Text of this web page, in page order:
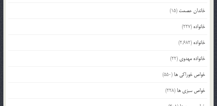
خاندان عصمت (15)
خانواده (227)
خانواده (2,682)
خانواده مهدوی (22)
خواص خوراکی ها (550)
خواص سبزی ها (228)